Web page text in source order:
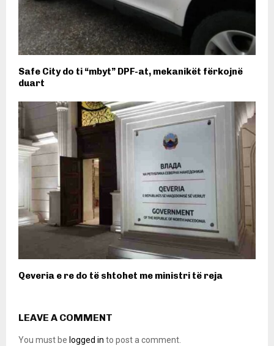
Safe City do ti “mbyt” DPF-at, mekanikët fërkojnë
duart
Qeveria e re do të shtohet me ministri të reja
LEAVE A COMMENT
You must be logged in to post a comment.